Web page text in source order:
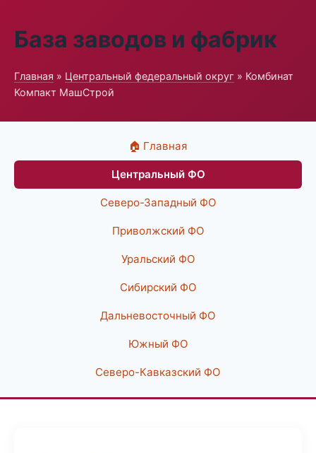
База заводов и фабрик
Главная » Центральный федеральный округ » Комбинат
Компакт МашСтрой
🏠 Главная
Центральный ФО
Северо-Западный ФО
Приволжский ФО
Уральский ФО
Сибирский ФО
Дальневосточный ФО
Южный ФО
Северо-Кавказский ФО